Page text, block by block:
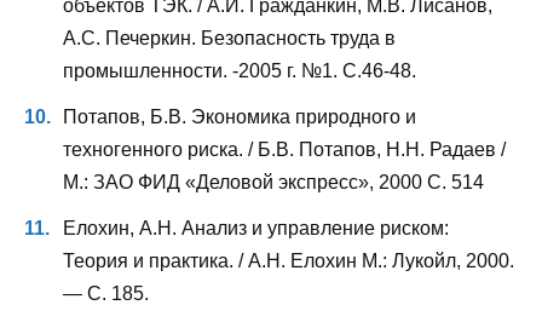
объектов ТЭК. / А.И. Гражданкин, М.В. Лисанов,
A.C. Печеркин. Безопасность труда в
промышленности. -2005 г. №1. С.46-48.
Потапов, Б.В. Экономика природного и
техногенного риска. / Б.В. Потапов, H.H. Радаев /
М.: ЗАО ФИД «Деловой экспресс», 2000 С. 514
Елохин, А.Н. Анализ и управление риском:
Теория и практика. / А.Н. Елохин М.: Лукойл, 2000.
— С. 185.